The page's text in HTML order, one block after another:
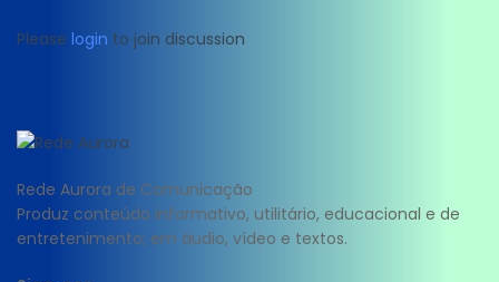
Please login to join discussion
Rede Aurora de Comunicação
Produz conteúdo informativo, utilitário, educacional e de
entretenimento; em áudio, vídeo e textos.